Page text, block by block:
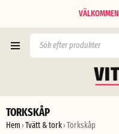
VÄLKOMMEN
TORKSKÅP
Hem ›Tvätt & tork ›Torkskåp